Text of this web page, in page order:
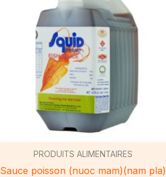
PRODUITS ALIMENTAIRES
Sauce poisson (nuoc mam)(nam pla)